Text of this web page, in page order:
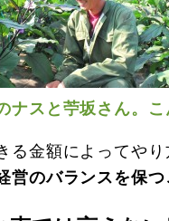
ナスと苧坂さん。
る金額によってや
営のバランスを保つ